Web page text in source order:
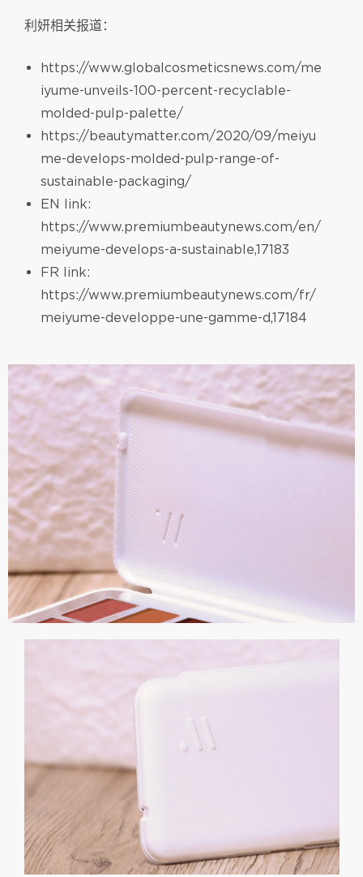
利妍相关报道：
https://www.globalcosmeticsnews.com/me
iyume-unveils-100-percent-recyclable-
molded-pulp-palette/
https://beautymatter.com/2020/09/meiyu
me-develops-molded-pulp-range-of-
sustainable-packaging/
EN link:
https://www.premiumbeautynews.com/en/
meiyume-develops-a-sustainable,17183
FR link:
https://www.premiumbeautynews.com/fr/
meiyume-developpe-une-gamme-d,17184